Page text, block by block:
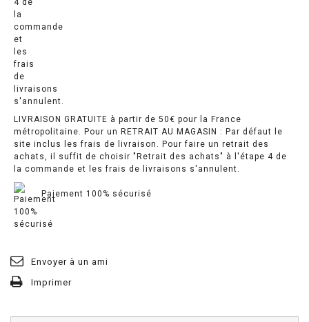
LIVRAISON GRATUITE à partir de 50€ pour la France
métropolitaine. Pour un RETRAIT AU MAGASIN : Par défaut le
site inclus les frais de livraison. Pour faire un retrait des
achats, il suffit de choisir "Retrait des achats" à l'étape 4 de
la commande et les frais de livraisons s'annulent.
Paiement 100% sécurisé
Envoyer à un ami
Imprimer